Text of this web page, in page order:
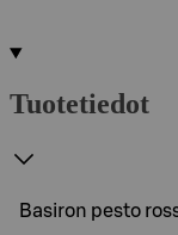
Tuotetiedot
Basiron pesto